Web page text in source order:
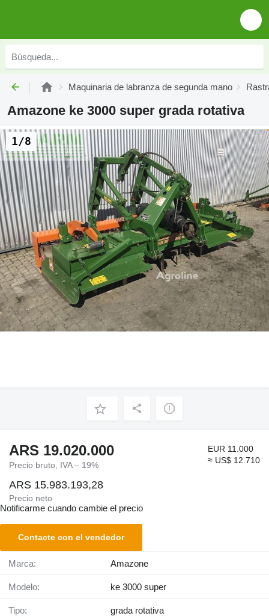
Maquinaria de labranza de segunda mano
Amazone ke 3000 super grada rotativa
1/8
ARS 19.020.000
Precio bruto, IVA – 19%
EUR 11.000
≈ US$ 12.710
ARS 15.983.193,28
Precio neto
Notificarme cuando cambie el precio
Contacte con el vendedor
Marca: Amazone
Modelo: ke 3000 super
Tipo: grada rotativa